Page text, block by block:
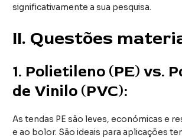
significativamente a sua pesquisa.
II. Questões
1. Polietileno (PE) vs.
de Vinilo (PVC):
As tendas PE são leves, económicas e
e ao bolor. São ideais para aplicações